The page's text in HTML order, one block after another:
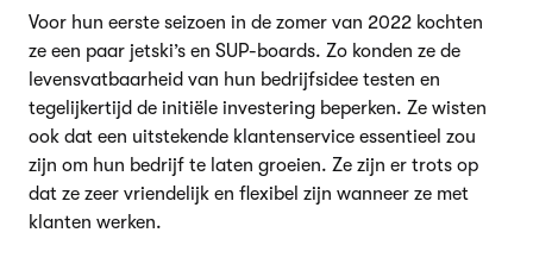
Voor hun eerste seizoen in de zomer van 2022 kochten
ze een paar jetski’s en SUP-boards. Zo konden ze de
levensvatbaarheid van hun bedrijfsidee testen en
tegelijkertijd de initiële investering beperken. Ze wisten
ook dat een uitstekende klantenservice essentieel zou
zijn om hun bedrijf te laten groeien. Ze zijn er trots op
dat ze zeer vriendelijk en flexibel zijn wanneer ze met
klanten werken.